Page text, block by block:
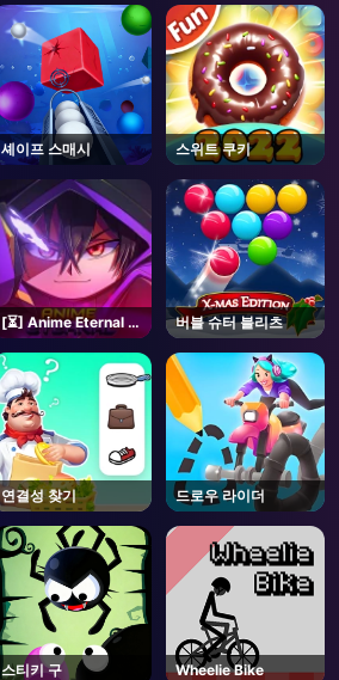
셰이프 스매시 스위트 쿠키
[⏳] Anime Eternal -
Roblox
버블 슈터 블리츠
연결성 찾기 드로우 라이더
스티키 구 Wheelie Bike